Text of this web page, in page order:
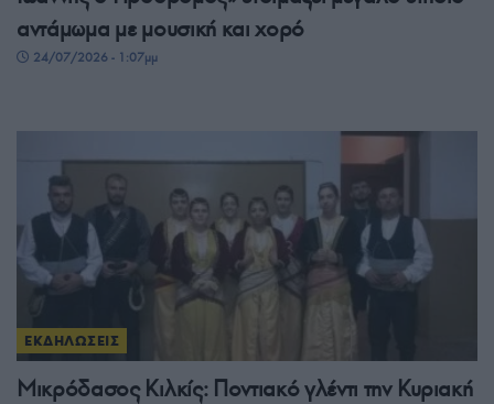
αντάμωμα με μουσική και χορό
24/07/2026 - 1:07μμ
ΕΚΔΗΛΩΣΕΙΣ
Μικρόδασος Κιλκίς: Ποντιακό γλέντι την Κυριακή